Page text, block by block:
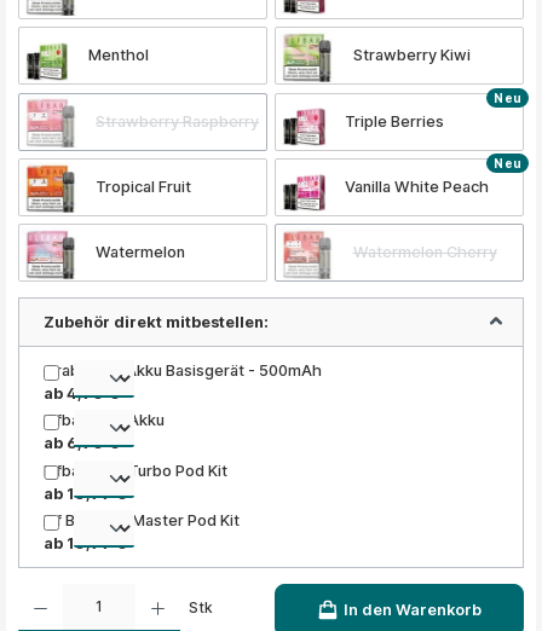
Menthol Strawberry Kiwi
Strawberry Raspberry Triple Berries
Neu
Tropical Fruit Vanilla White Peach
Neu
Watermelon Watermelon Cherry
Zubehör direkt mitbestellen:
Grabit Nex Akku Basisgerät - 500mAh
ab 4,90 €
Elfbar ELFA Akku
ab 6,90 €
Elfbar ELFA Turbo Pod Kit
ab 10,99 €
Elf Bar ELFA Master Pod Kit
ab 10,99 €
Produkt Anzahl: Gib den gewünschten Wert ein oder benutze die Schaltflächen um die
Stk In den Warenkorb